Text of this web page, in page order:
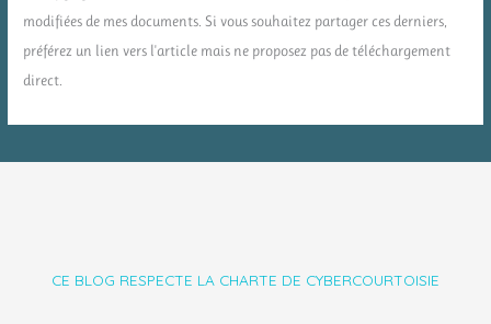
modifiées de mes documents. Si vous souhaitez partager ces derniers,
préférez un lien vers l'article mais ne proposez pas de téléchargement
direct.
CE BLOG RESPECTE LA CHARTE DE CYBERCOURTOISIE